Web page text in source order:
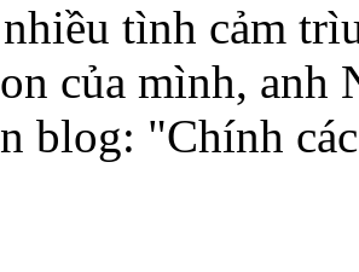
tình cảm
của mình,
blog: "Chính